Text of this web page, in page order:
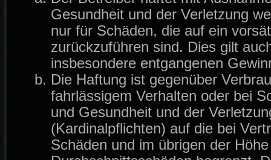
Gesundheit und der Verletzung
nur für Schäden, die auf ein
zurückzuführen sind. Dies gilt
insbesondere entgangenen
Die Haftung ist gegenüber
fahrlässigem Verhalten oder bei
und Gesundheit und der
(Kardinalpflichten) auf die bei
Schäden und im übrigen der